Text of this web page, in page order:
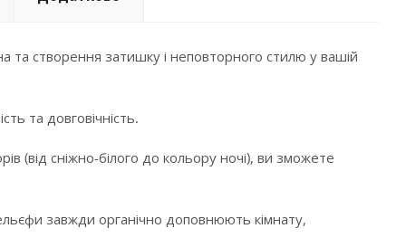
створення затишку і неповторного стилю у вашій
та довговічність.
(від сніжно-білого до кольору ночі), ви зможете
завжди органічно доповнюють кімнату,